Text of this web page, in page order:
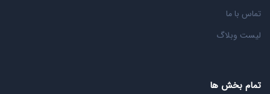
تماس با ما
لیست وبلاگ
تمام بخش ها